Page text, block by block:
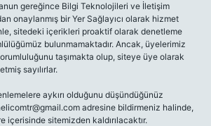
gereğince Bilgi Teknolojileri ve İletişim
onaylanmış bir Yer Sağlayıcı olarak hizmet
sitedeki içerikleri proaktif olarak denetleme
bulunmamaktadır. Ancak, üyelerimiz
taşımakta olup, siteye üye olarak
sayılırlar.
aykırı olduğunu düşündüğünüz
adresine bildirmeniz halinde,
içerisinde sitemizden kaldırılacaktır.